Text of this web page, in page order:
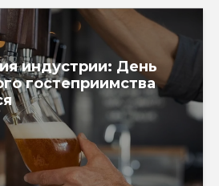
индустрии: День
гостеприимства